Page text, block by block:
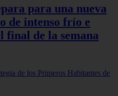
para una nueva
de intenso frío e
final de la semana